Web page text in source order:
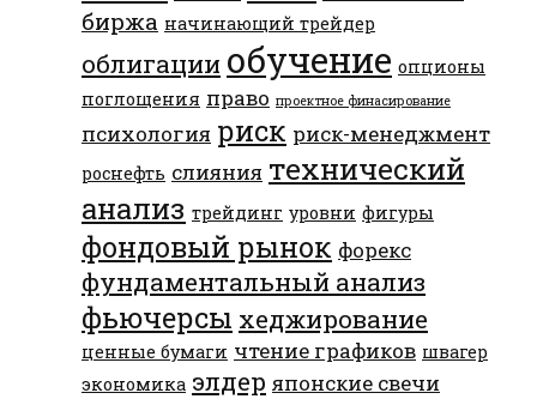
биржа начинающий трейдер
облигации обучение опционы
поглощения право проектное финасирование
психология риск риск-менеджмент
роснефть слияния технический
анализ трейдинг уровни фигуры
фондовый рынок форекс
фундаментальный анализ
фьючерсы хеджирование
ценные бумаги чтение графиков швагер
экономика элдер японские свечи